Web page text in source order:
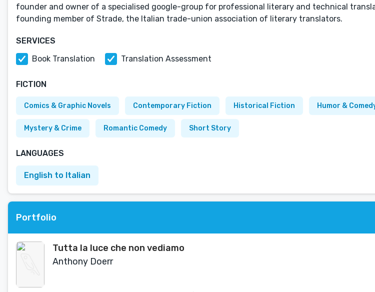
founder and owner of a specialised google-group for professional literary and technical
founding member of Strade, the Italian trade-union association of literary translators.
SERVICES
Book Translation
Translation Assessment
FICTION
Comics & Graphic Novels Contemporary Fiction Historical Fiction Humor &
Mystery & Crime Romantic Comedy Short Story
LANGUAGES
English to Italian
Portfolio
Tutta la luce che non vediamo
Anthony Doerr